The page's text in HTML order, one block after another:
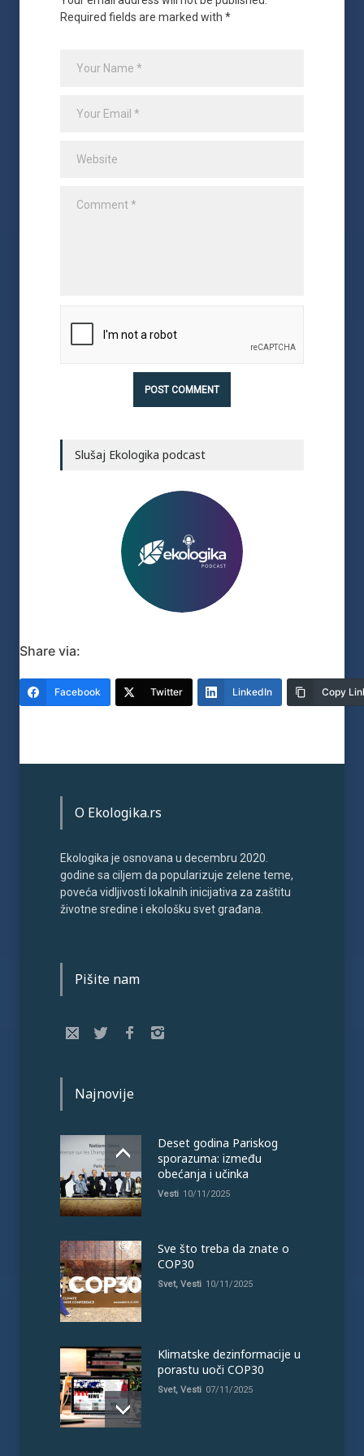
Required fields are marked with *
Slušaj Ekologika podcast
Share via:
Facebook Twitter LinkedIn Copy
O Ekologika.rs
Ekologika je osnovana u decembru 2020.
godine sa ciljem da popularizuje zelene teme,
poveća vidljivosti lokalnih inicijativa za zaštitu
životne sredine i ekološku svet građana.
Pišite nam
Najnovije
Deset godina Pariskog
sporazuma: između
obećanja i učinka
Vesti 10/11/2025
Sve što treba da znate o
COP30
Svet, Vesti 10/11/2025
Klimatske dezinformacije u
porastu uoči COP30
Svet, Vesti 07/11/2025